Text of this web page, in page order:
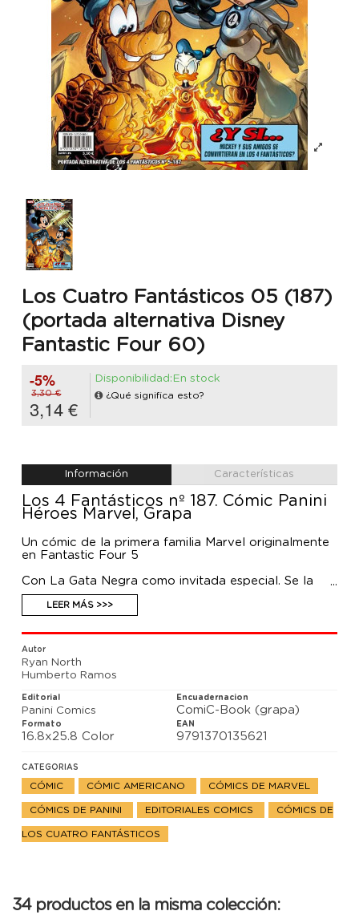
Los Cuatro Fantásticos 05 (187)
(portada alternativa Disney
Fantastic Four 60)
-5%
3,30 €
3,14 €
Disponibilidad:En stock
¿Qué significa esto?
Información Características
Los 4 Fantásticos nº 187. Cómic Panini
Héroes Marvel, Grapa
Un cómic de la primera familia Marvel originalmente
en Fantastic Four 5
Con La Gata Negra como invitada especial. Se la
busca por asesinato, está siendo perseguida por la
policía y está cubierta de sangre. Es Felicia Hardy,
proclama su inocencia y sólo hay alguien que pueda
demostrarla: La Mujer Invisible. Pero Susan se va a
ver envuelta en los problemas de La Gata Negra.
LEER MÁS >>>
Autor
Ryan North
Humberto Ramos
Editorial
Panini Comics
Encuadernacion
ComiC-Book (grapa)
Formato
16.8x25.8 Color
EAN
9791370135621
CATEGORIAS
CÓMIC CÓMIC AMERICANO CÓMICS DE MARVEL
CÓMICS DE PANINI EDITORIALES COMICS CÓMICS DE
LOS CUATRO FANTÁSTICOS
34 productos en la misma colección: